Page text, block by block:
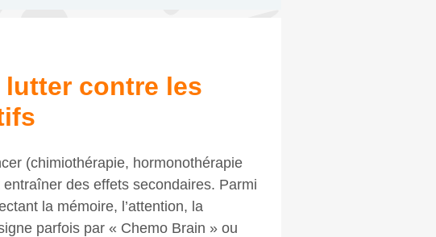
contre les
(chimiothérapie, hormonothérapie
des effets secondaires. Parmi
la mémoire, l’attention, la
parfois par « Chemo Brain » ou